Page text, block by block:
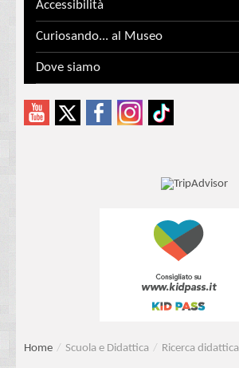
Accessibilità
Curiosando... al Museo
Dove siamo
Home / Scuola e Didattica / Ricerca didattica